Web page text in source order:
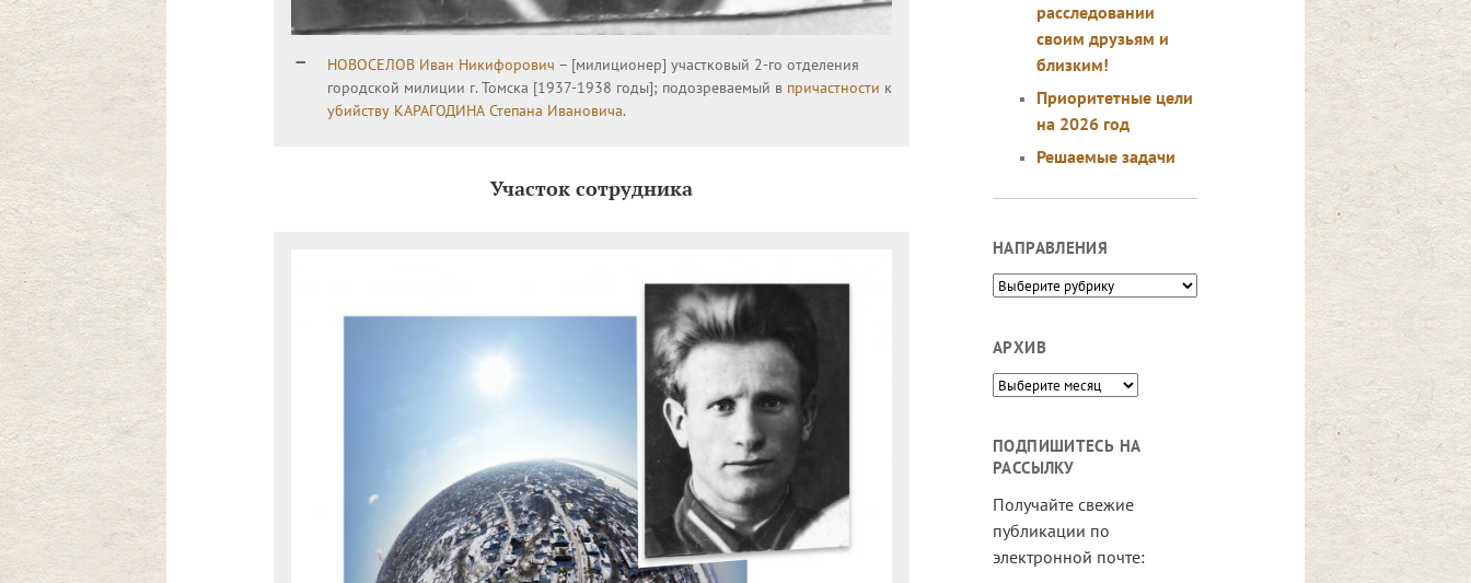
НОВОСЕЛОВ Иван Никифорович – [милиционер] участковый 2-го отделения
городской милиции г. Томска [1937-1938 годы]; подозреваемый в причастности к
убийству КАРАГОДИНА Степана Ивановича.
Участок сотрудника
расследовании
своим друзьям и
близким!
Приоритетные цели
на 2026 год
Решаемые задачи
НАПРАВЛЕНИЯ
Направления
АРХИВ
Архив
ПОДПИШИТЕСЬ НА
РАССЫЛКУ
Получайте свежие
публикации по
электронной почте: